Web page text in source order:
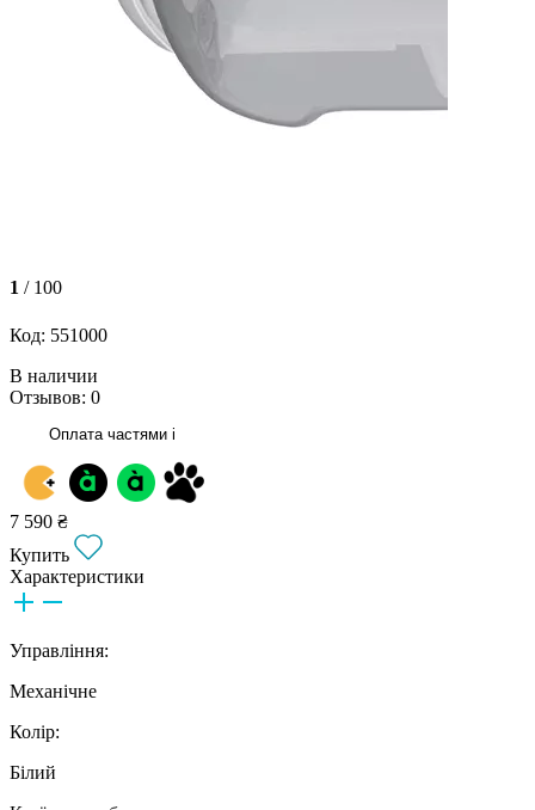
1 / 100
Код: 551000
В наличии
Отзывов: 0
Оплата частями i
7 590 ₴
Купить
Характеристики
Управління:
Механічне
Колір:
Білий